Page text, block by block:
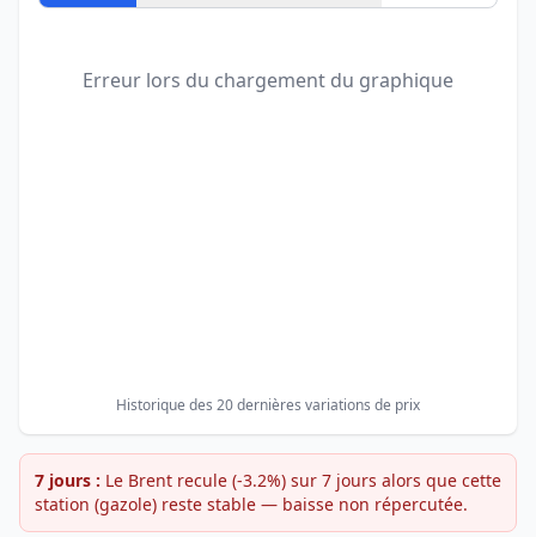
Erreur lors du chargement du graphique
Historique des 20 dernières variations de prix
7 jours : Le Brent recule (-3.2%) sur 7 jours alors que cette
station (gazole) reste stable — baisse non répercutée.